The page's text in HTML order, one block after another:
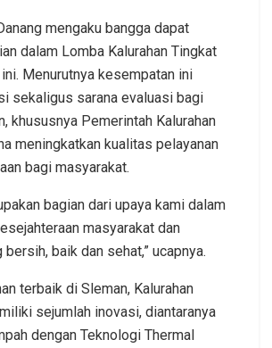
mengaku bangga dapat
dalam Lomba Kalurahan Tingkat
Menurutnya kesempatan ini
sekaligus sarana evaluasi bagi
khususnya Pemerintah Kalurahan
meningkatkan kualitas pelayanan
bagi masyarakat.
bagian dari upaya kami dalam
masyarakat dan
bersih, baik dan sehat,” ucapnya.
terbaik di Sleman, Kalurahan
sejumlah inovasi, diantaranya
dengan Teknologi Thermal